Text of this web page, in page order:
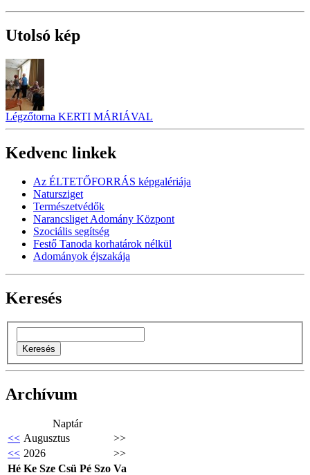
Utolsó kép
Légzőtorna KERTI MÁRIÁVAL
Kedvenc linkek
Az ÉLTETŐFORRÁS képgalériája
Natursziget
Természetvédők
Narancsliget Adomány Központ
Szociális segítség
Festő Tanoda korhatárok nélkül
Adományok éjszakája
Keresés
Archívum
Naptár
<< Augusztus
>>
<< 2026
>>
Hé Ke Sze Csü Pé Szo Va